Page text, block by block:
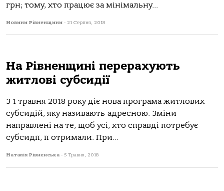
грн; тому, хто працює за мінімальну...
Новини Рівненщини - 21 Серпня, 2018
На Рівненщині перерахують
житлові субсидії
З 1 травня 2018 року діє нова програма житлових
субсидій, яку називають адресною. Зміни
направлені на те, щоб усі, хто справді потребує
субсидії, її отримали. При...
Наталія Рівненська - 5 Травня, 2018